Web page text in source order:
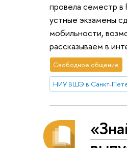
провела семестр в
устные экзамены
мобильности,
рассказываем в
Свободное общение
НИУ ВШЭ в Санкт-